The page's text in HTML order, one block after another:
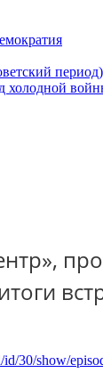
период)
30/show/